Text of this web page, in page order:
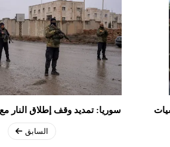
سوريا: تمديد وقف إطلاق النار
السابق